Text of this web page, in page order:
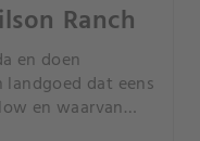
Ranch
en doen
dat eens
en waarvan